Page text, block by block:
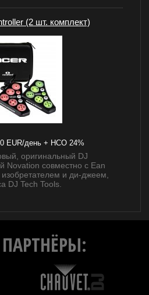
(2 шт. комплект)
EUR/день + НСО 24%
оригинальный DJ
Novation совместно с Ean
и ди-джеем,
DJ Tech Tools.